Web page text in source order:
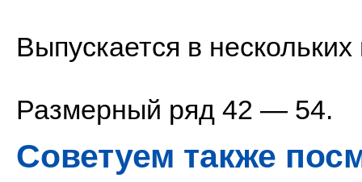
Выпускается в
Размерный ряд 42 — 54.
Советуем также